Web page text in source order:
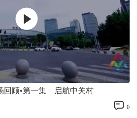
回顾•第一集 启航中关村
0